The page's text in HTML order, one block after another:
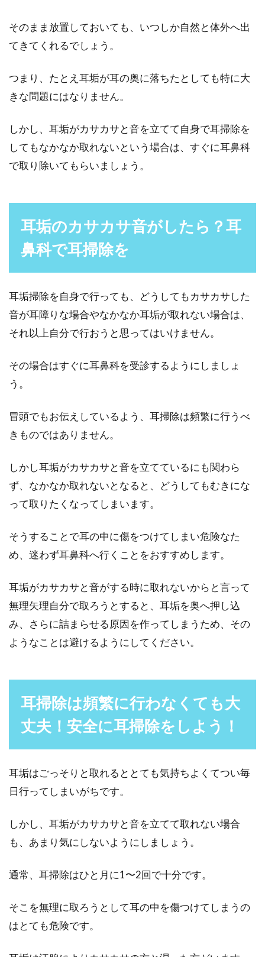
そのまま放置しておいても、いつしか自然と体外へ出
てきてくれるでしょう。
つまり、たとえ耳垢が耳の奥に落ちたとしても特に大
きな問題にはなりません。
しかし、耳垢がカサカサと音を立てて自身で耳掃除を
してもなかなか取れないという場合は、すぐに耳鼻科
で取り除いてもらいましょう。
耳垢のカサカサ音がしたら？耳
鼻科で耳掃除を
耳垢掃除を自身で行っても、どうしてもカサカサした
音が耳障りな場合やなかなか耳垢が取れない場合は、
それ以上自分で行おうと思ってはいけません。
その場合はすぐに耳鼻科を受診するようにしましょ
う。
冒頭でもお伝えしているよう、耳掃除は頻繁に行うべ
きものではありません。
しかし耳垢がカサカサと音を立てているにも関わら
ず、なかなか取れないとなると、どうしてもむきにな
って取りたくなってしまいます。
そうすることで耳の中に傷をつけてしまい危険なた
め、迷わず耳鼻科へ行くことをおすすめします。
耳垢がカサカサと音がする時に取れないからと言って
無理矢理自分で取ろうとすると、耳垢を奥へ押し込
み、さらに詰まらせる原因を作ってしまうため、その
ようなことは避けるようにしてください。
耳掃除は頻繁に行わなくても大
丈夫！安全に耳掃除をしよう！
耳垢はごっそりと取れるととても気持ちよくてつい毎
日行ってしまいがちです。
しかし、耳垢がカサカサと音を立てて取れない場合
も、あまり気にしないようにしましょう。
通常、耳掃除はひと月に1〜2回で十分です。
そこを無理に取ろうとして耳の中を傷つけてしまうの
はとても危険です。